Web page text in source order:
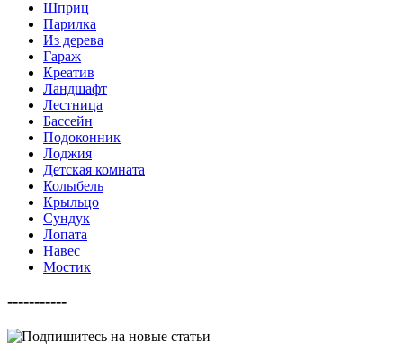
Шприц
Парилка
Из дерева
Гараж
Креатив
Ландшафт
Лестница
Бассейн
Подоконник
Лоджия
Детская комната
Колыбель
Крыльцо
Сундук
Лопата
Навес
Мостик
-----------